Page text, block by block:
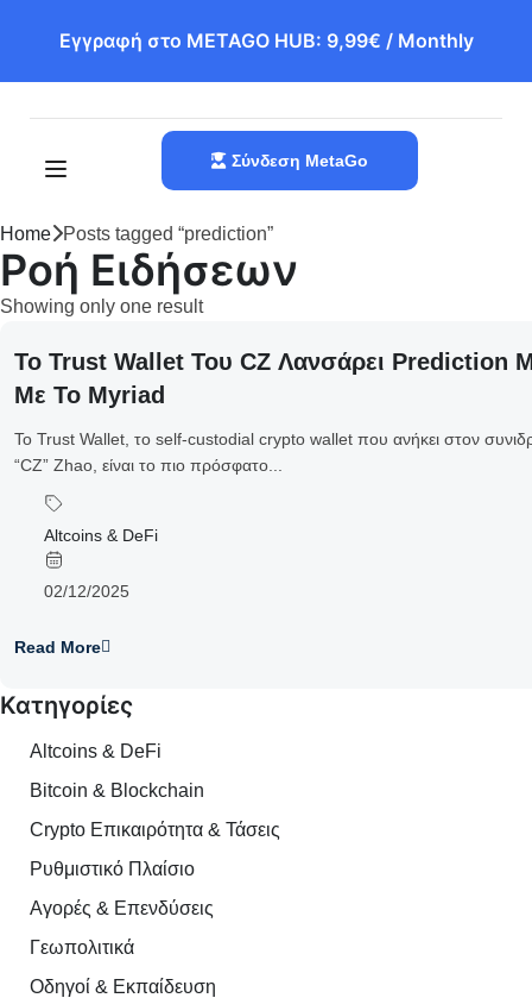
Εγγραφή στο METAGO HUB: 9,99€ / Monthly
Σύνδεση MetaGo
Home Posts tagged “prediction”
Ροή Ειδήσεων
Showing only one result
Το Trust Wallet Του CZ Λανσάρει Prediction
Με Το Myriad
Το Trust Wallet, το self-custodial crypto wallet που ανήκει στον
“CZ” Zhao, είναι το πιο πρόσφατο...
Altcoins & DeFi
02/12/2025
Read More
Κατηγορίες
Altcoins & DeFi
Bitcoin & Blockchain
Crypto Επικαιρότητα & Τάσεις
Ρυθμιστικό Πλαίσιο
Αγορές & Επενδύσεις
Γεωπολιτικά
Οδηγοί & Εκπαίδευση